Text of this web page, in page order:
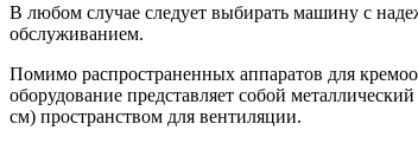
В любом случае следует выбирать машину с
обслуживанием.
Помимо распространенных аппаратов для
оборудование представляет собой
см) пространством для вентиляции.